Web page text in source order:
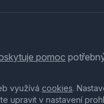
pomoc
využívá cookies.
upravit v nastavení